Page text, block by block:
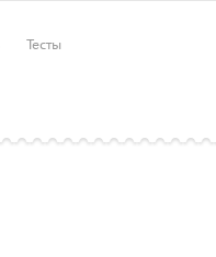
Тесты